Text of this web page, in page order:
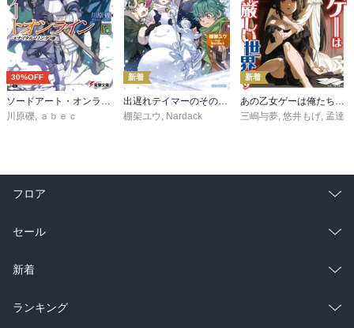
30%OFF
ソードアート・オンライン29 ユナイタル・リングVIII
川原礫, ａｂｅｃ
新着
出遅れテイマーのその日暮らし 16
棚架ユウ, Nardack
新着
あの乙女ゲーは俺たちに厳しい世界です 6
三嶋与夢, 悠井もげ, 孟達
フロア
総合
ラノベ
雑誌・グラビア
セール
総合
ラノベ
新着
総合
ランキング